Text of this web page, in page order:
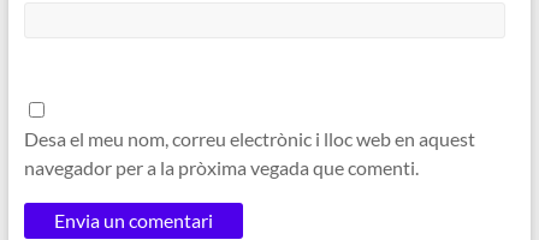
Desa el meu nom, correu electrònic i lloc web en aquest
navegador per a la pròxima vegada que comenti.